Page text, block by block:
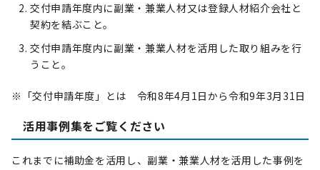
交付申請年度内に副業・兼業人材又は登録人材紹介会社と
契約を結ぶこと。
交付申請年度内に副業・兼業人材を活用した取り組みを行
うこと。
※「交付申請年度」とは 令和8年4月1日から令和9年3月31日
活用事例集をご覧ください
これまでに補助金を活用し、副業・兼業人材を活用した事例を